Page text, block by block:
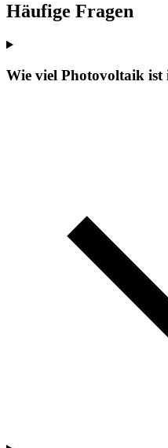
Häufige Fragen
Wie viel Photovoltaik ist